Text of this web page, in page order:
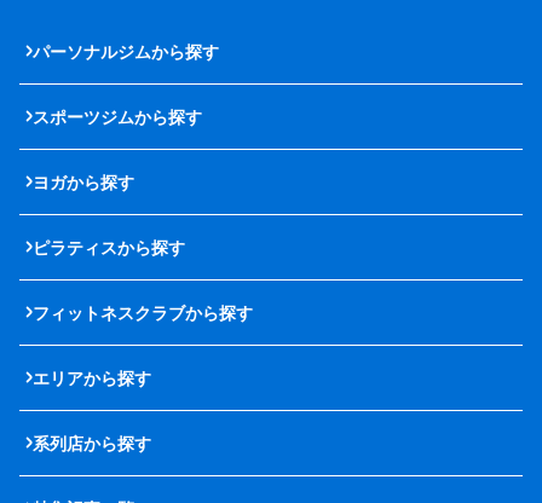
パーソナルジムから探す
スポーツジムから探す
ヨガから探す
ピラティスから探す
フィットネスクラブから探す
エリアから探す
系列店から探す